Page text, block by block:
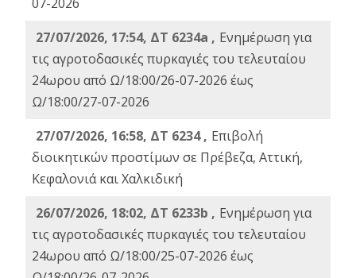
27/07/2026, 17:54, ΔΤ 6234a , Ενημέρωση για
τις αγροτοδασικές πυρκαγιές του τελευταίου
24ωρου από Ω/18:00/26-07-2026 έως
Ω/18:00/27-07-2026
27/07/2026, 16:58, ΔΤ 6234 , Eπιβολή
διοικητικών προστίμων σε Πρέβεζα, Αττική,
Κεφαλονιά και Χαλκιδική
26/07/2026, 18:02, ΔΤ 6233b , Ενημέρωση για
τις αγροτοδασικές πυρκαγιές του τελευταίου
24ωρου από Ω/18:00/25-07-2026 έως